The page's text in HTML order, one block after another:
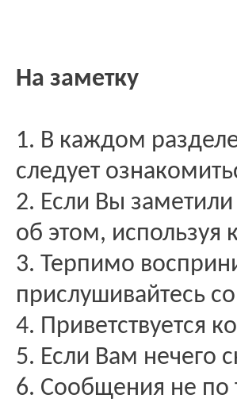
На заметку
1. В каждом
следует
2. Если Вы
об этом, используя
3. Терпимо
прислушивайтесь
4. Приветствуется
5. Если Вам нечего
6. Сообщения не по